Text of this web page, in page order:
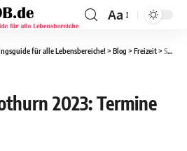
Aa
für alle Lebensbereiche! > Blog > Freizeit> Schulferien Solothurn 2023: Termine & Übersicht
2023: Termine